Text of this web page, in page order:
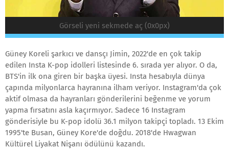
Görseli yeni sekmede aç (0x0px)
Güney Koreli şarkıcı ve dansçı Jimin, 2022'de en çok takip
edilen Insta K-pop idolleri listesinde 6. sırada yer alıyor. O da,
BTS'in ilk ona giren bir başka üyesi. Insta hesabıyla dünya
çapında milyonlarca hayranına ilham veriyor. Instagram'da çok
aktif olmasa da hayranları gönderilerini beğenme ve yorum
yapma fırsatını asla kaçırmıyor. Sadece 16 Instagram
gönderisiyle bu K-pop idolü 36.1 milyon takipçi topladı. 13 Ekim
1995'te Busan, Güney Kore'de doğdu. 2018'de Hwagwan
Kültürel Liyakat Nişanı ödülünü kazandı.